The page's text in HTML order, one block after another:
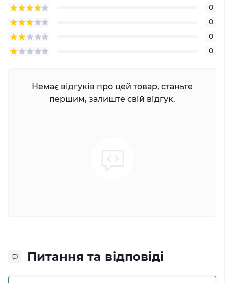
0
0
0
0
Немає відгуків про цей товар, станьте
першим, залиште свій відгук.
Питання та відповіді